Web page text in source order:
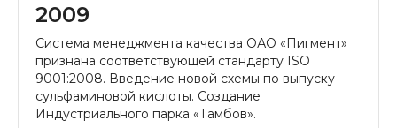
2009
Система менеджмента качества ОАО «Пигмент»
признана соответствующей стандарту ISO
9001:2008. Введение новой схемы по выпуску
сульфаминовой кислоты. Создание
Индустриального парка «Тамбов».